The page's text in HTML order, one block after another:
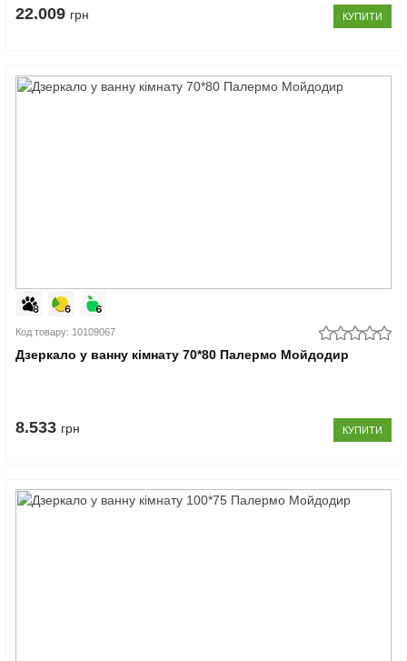
22.009 грн КУПИТИ
Код товару: 10109067
Дзеркало у ванну кімнату 70*80 Палермо Мойдодир
8.533 грн КУПИТИ